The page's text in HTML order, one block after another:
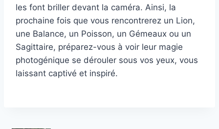
les font briller devant la caméra. Ainsi, la
prochaine fois que vous rencontrerez un Lion,
une Balance, un Poisson, un Gémeaux ou un
Sagittaire, préparez-vous à voir leur magie
photogénique se dérouler sous vos yeux, vous
laissant captivé et inspiré.